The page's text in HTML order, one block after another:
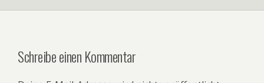
Schreibe einen Kommentar